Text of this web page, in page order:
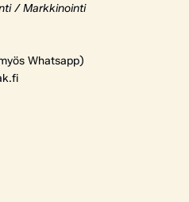
/ Markkinointi
Whatsapp)